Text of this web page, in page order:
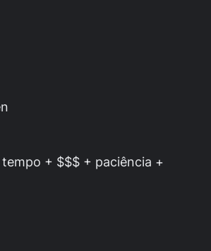
+ $$$ + paciência +